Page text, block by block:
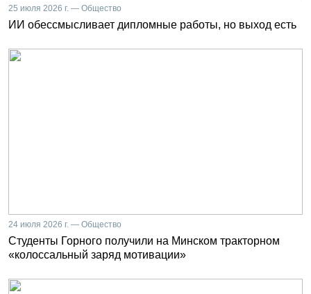
25 июля 2026 г. — Общество
ИИ обессмысливает дипломные работы, но выход есть
24 июля 2026 г. — Общество
Студенты Горного получили на Минском тракторном
«колоссальный заряд мотивации»